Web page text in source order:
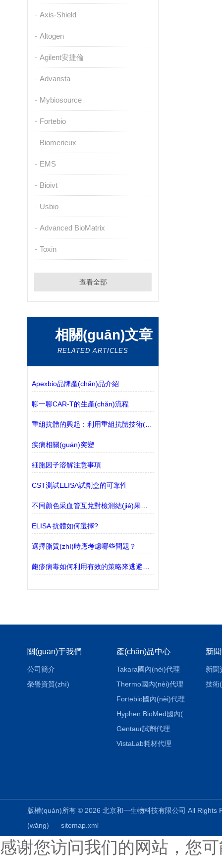
Axis-Shield
Altogen
Agilent安捷倫
Advansta
Mybiosource
Fortebio
Biomerieux
EMS
Bioivt
Usbio
Advanced BioMatrix
Toxin
查看全部
相關(guān)文章
RELATED ARTICLES
Apexbio品牌產(chǎn)品介紹
聊一聊CAR-T的生產(chǎn)流程
重組抗體的興起：利用重組抗體技術(shù)的優(yōu)勢
疾病相關(guān)突變
細胞因子溶解注意事項
CST測試ELISA試劑盒的可靠性
不同顏色采血管互兌對檢測結(jié)果有何影響？
ELISA 抗體如何選擇?
選擇脂質(zhì)時應考慮哪些問題？
關(guān)于我們
公司簡介
榮譽資質(zhì)
產(chǎn)品中心
Takara國內(nèi)代理
Thermo國內(nèi)代理
Fortebio國內(nèi)代理
Hyphen BioMed國內(nèi)代理
Gentaur試劑代理
VistaLab耗材代理
新
新聞
技術
版權(quán)所有 © 2026 北京和一生物科技有限公司 All
(wǎng)
sitemap.xml
感谢您访问我们的网站，您